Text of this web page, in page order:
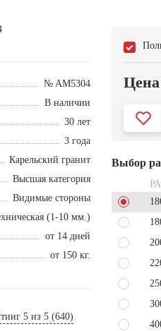
№ AM5304
В наличии
30 лет
3 года
Карельский гранит
Высшая категория
Видимые стороны
(1-10 мм.)
от 14 дней
от 150 кг.
5 из 5 (640)
Выбор